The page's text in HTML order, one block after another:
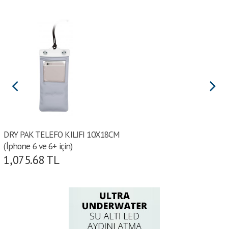
DRY PAK TELEFO KILIFI 10X18CM
(İphone 6 ve 6+ için)
1,075.68 TL